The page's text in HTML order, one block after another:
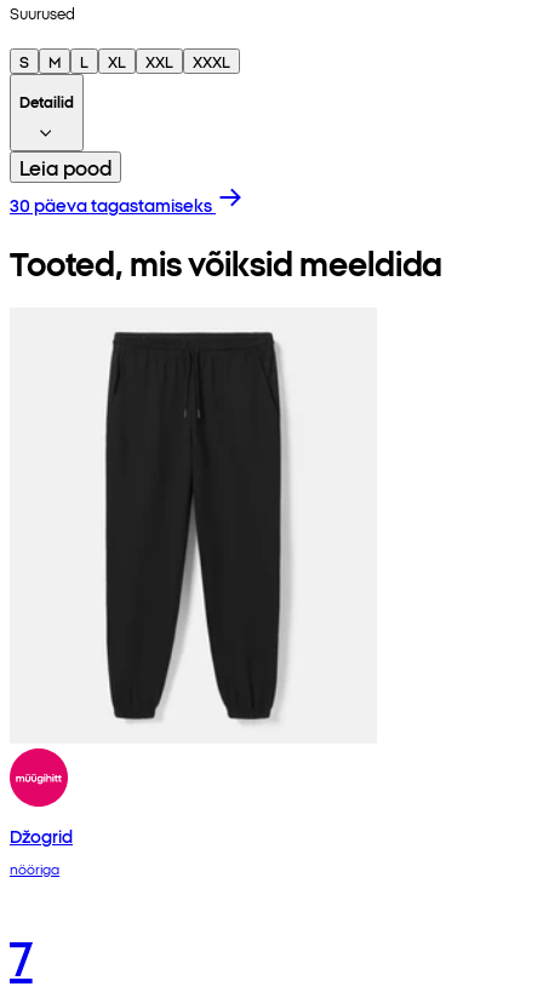
Suurused
S M L XL XXL
XXXL
Detailid
Leia pood
30 päeva tagastamiseks
Tooted, mis võiksid meeldida
Džogrid
nööriga
7